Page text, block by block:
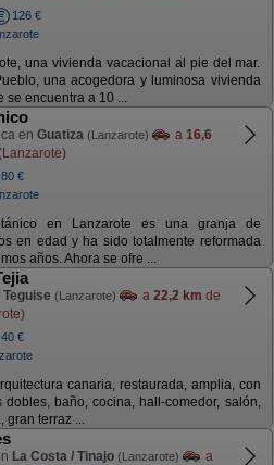
126 €
una vivienda vacacional al pie del mar.
una acogedora y luminosa vivienda
se encuentra a 10 ...
en Guatiza (Lanzarote) a 16,6
80 €
en Lanzarote es una granja de
en edad y ha sido totalmente reformada
años. Ahora se ofre ...
Teguise (Lanzarote) a 22,2 km de
40 €
canaria, restaurada, amplia, con
dobles, baño, cocina, hall-comedor, salón,
gran terraz ...
La Costa / Tinajo (Lanzarote)
a